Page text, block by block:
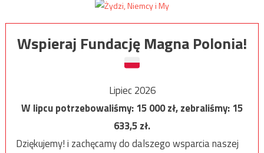
Wspieraj Fundację Magna Polonia!
Lipiec 2026
W lipcu potrzebowaliśmy:15 000zł, zebraliśmy:15
633,5zł.
Dziękujemy! i zachęcamy do dalszego wsparcia naszej